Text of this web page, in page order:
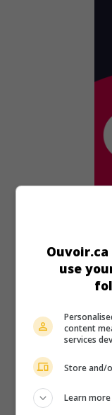
au
É.-U. 1993.
Jack Scalia ,
Hollywood dans
use
content
services
Store and/
Learn more